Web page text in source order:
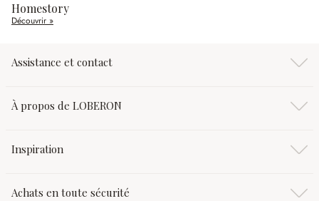
Homestory
Découvrir »
Assistance et contact
À propos de LOBERON
Inspiration
Achats en toute sécurité